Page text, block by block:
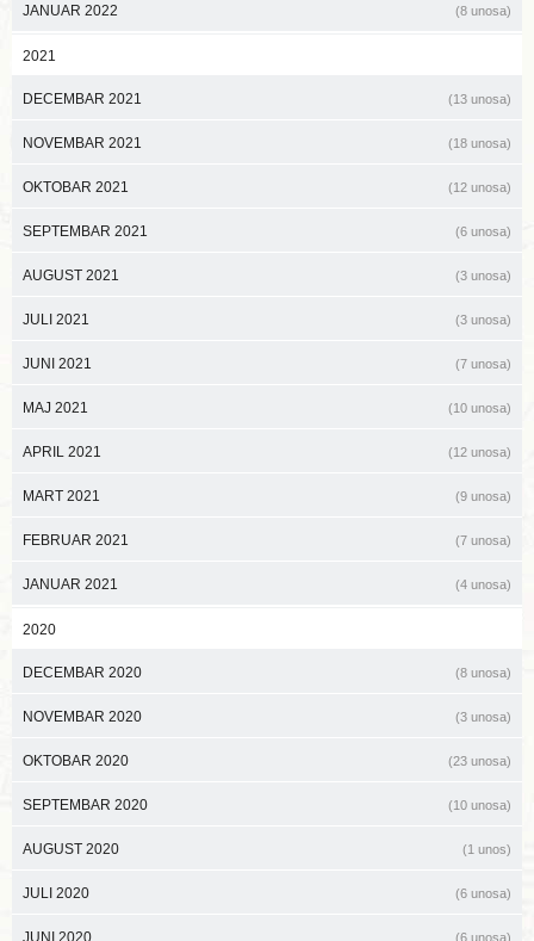
JANUAR 2022 (8 unosa)
2021
DECEMBAR 2021 (13 unosa)
NOVEMBAR 2021 (18 unosa)
OKTOBAR 2021 (12 unosa)
SEPTEMBAR 2021 (6 unosa)
AUGUST 2021 (3 unosa)
JULI 2021 (3 unosa)
JUNI 2021 (7 unosa)
MAJ 2021 (10 unosa)
APRIL 2021 (12 unosa)
MART 2021 (9 unosa)
FEBRUAR 2021 (7 unosa)
JANUAR 2021 (4 unosa)
2020
DECEMBAR 2020 (8 unosa)
NOVEMBAR 2020 (3 unosa)
OKTOBAR 2020 (23 unosa)
SEPTEMBAR 2020 (10 unosa)
AUGUST 2020 (1 unos)
JULI 2020 (6 unosa)
JUNI 2020 (6 unosa)